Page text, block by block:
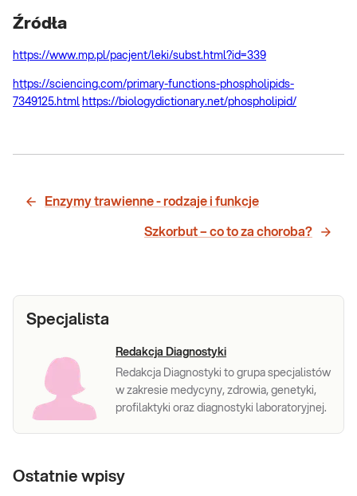
Źródła
https://www.mp.pl/pacjent/leki/subst.html?id=339
https://sciencing.com/primary-functions-phospholipids-
7349125.html https://biologydictionary.net/phospholipid/
Enzymy trawienne - rodzaje i funkcje
Szkorbut – co to za choroba?
Specjalista
Redakcja Diagnostyki
Redakcja Diagnostyki to grupa specjalistów
w zakresie medycyny, zdrowia, genetyki,
profilaktyki oraz diagnostyki laboratoryjnej.
Ostatnie wpisy